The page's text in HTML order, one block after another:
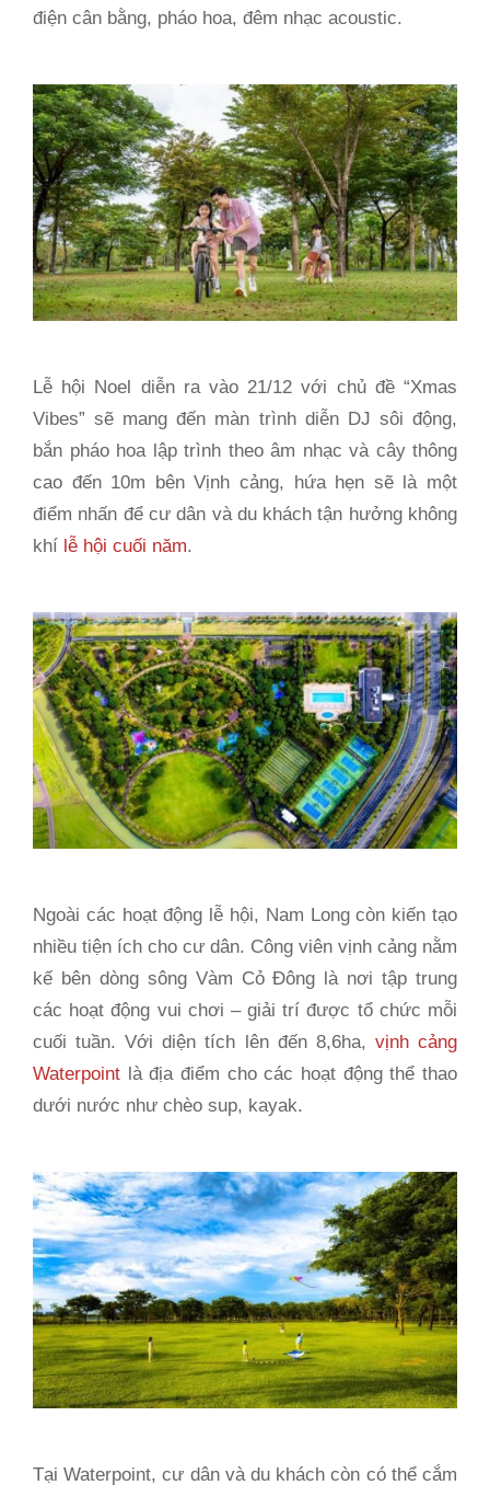
điện cân bằng, pháo hoa, đêm nhạc acoustic.
Lễ hội Noel diễn ra vào 21/12 với chủ đề “Xmas
Vibes” sẽ mang đến màn trình diễn DJ sôi động,
bắn pháo hoa lập trình theo âm nhạc và cây thông
cao đến 10m bên Vịnh cảng, hứa hẹn sẽ là một
điểm nhấn để cư dân và du khách tận hưởng không
khí lễ hội cuối năm.
Ngoài các hoạt động lễ hội, Nam Long còn kiến tạo
nhiều tiện ích cho cư dân. Công viên vịnh cảng nằm
kế bên dòng sông Vàm Cỏ Đông là nơi tập trung
các hoạt động vui chơi – giải trí được tổ chức mỗi
cuối tuần. Với diện tích lên đến 8,6ha, vịnh cảng
Waterpoint là địa điểm cho các hoạt động thể thao
dưới nước như chèo sup, kayak.
Tại Waterpoint, cư dân và du khách còn có thể cắm